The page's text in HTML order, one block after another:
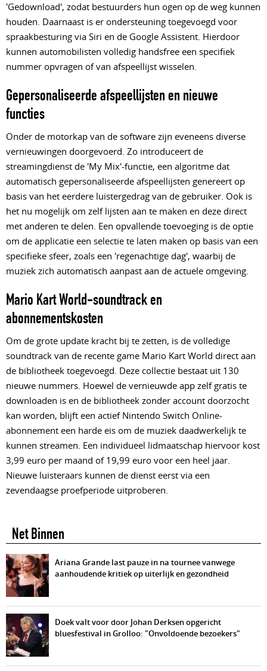
'Gedownload', zodat bestuurders hun ogen op de weg kunnen
houden. Daarnaast is er ondersteuning toegevoegd voor
spraakbesturing via Siri en de Google Assistent. Hierdoor
kunnen automobilisten volledig handsfree een specifiek
nummer opvragen of van afspeellijst wisselen.
Gepersonaliseerde afspeellijsten en nieuwe
functies
Onder de motorkap van de software zijn eveneens diverse
vernieuwingen doorgevoerd. Zo introduceert de
streamingdienst de 'My Mix'-functie, een algoritme dat
automatisch gepersonaliseerde afspeellijsten genereert op
basis van het eerdere luistergedrag van de gebruiker. Ook is
het nu mogelijk om zelf lijsten aan te maken en deze direct
met anderen te delen. Een opvallende toevoeging is de optie
om de applicatie een selectie te laten maken op basis van een
specifieke sfeer, zoals een 'regenachtige dag', waarbij de
muziek zich automatisch aanpast aan de actuele omgeving.
Mario Kart World-soundtrack en
abonnementskosten
Om de grote update kracht bij te zetten, is de volledige
soundtrack van de recente game Mario Kart World direct aan
de bibliotheek toegevoegd. Deze collectie bestaat uit 130
nieuwe nummers. Hoewel de vernieuwde app zelf gratis te
downloaden is en de bibliotheek zonder account doorzocht
kan worden, blijft een actief Nintendo Switch Online-
abonnement een harde eis om de muziek daadwerkelijk te
kunnen streamen. Een individueel lidmaatschap hiervoor kost
3,99 euro per maand of 19,99 euro voor een heel jaar.
Nieuwe luisteraars kunnen de dienst eerst via een
zevendaagse proefperiode uitproberen.
Net Binnen
Ariana Grande last pauze in na tournee vanwege
aanhoudende kritiek op uiterlijk en gezondheid
Doek valt voor door Johan Derksen opgericht
bluesfestival in Grolloo: "Onvoldoende bezoekers"